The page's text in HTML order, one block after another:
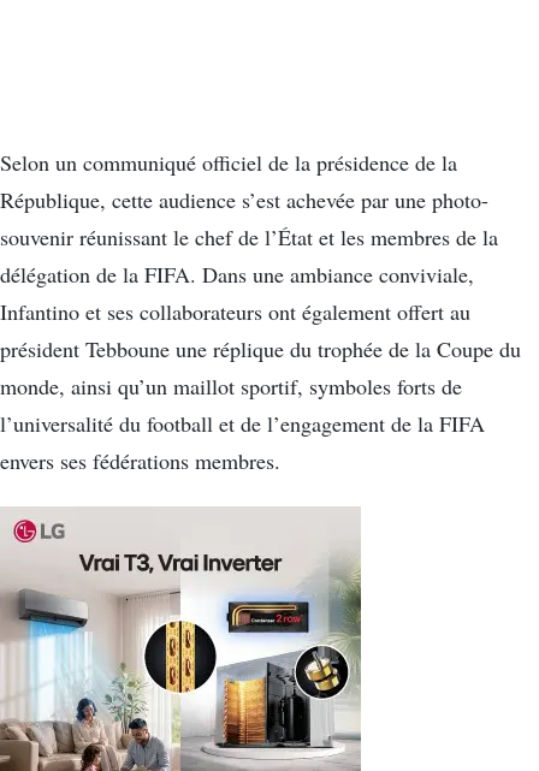
Selon un communiqué officiel de la présidence de la
République, cette audience s’est achevée par une photo-
souvenir réunissant le chef de l’État et les membres de la
délégation de la FIFA. Dans une ambiance conviviale,
Infantino et ses collaborateurs ont également offert au
président Tebboune une réplique du trophée de la Coupe du
monde, ainsi qu’un maillot sportif, symboles forts de
l’universalité du football et de l’engagement de la FIFA
envers ses fédérations membres.